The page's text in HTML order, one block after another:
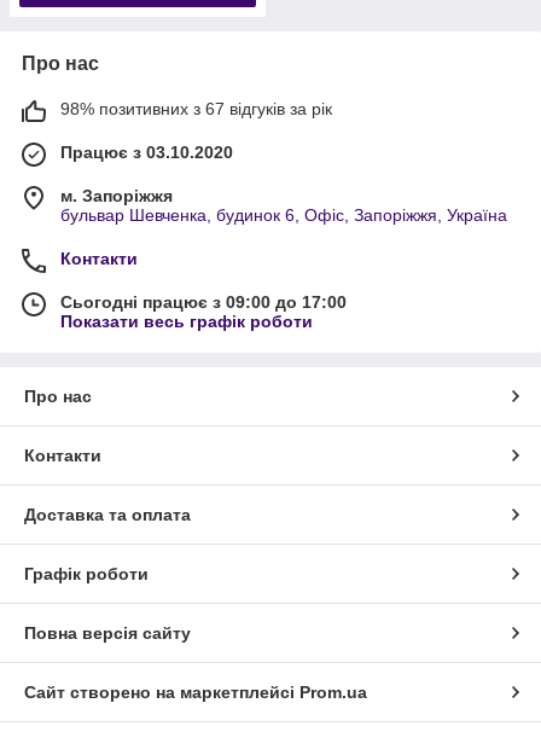
Про нас
98% позитивних з 67 відгуків за рік
Працює з 03.10.2020
м. Запоріжжя
бульвар Шевченка, будинок 6, Офіс, Запоріжжя, Україна
Контакти
Сьогодні працює з 09:00 до 17:00
Показати весь графік роботи
Про нас
Контакти
Доставка та оплата
Графік роботи
Повна версія сайту
Сайт створено на маркетплейсі Prom.ua